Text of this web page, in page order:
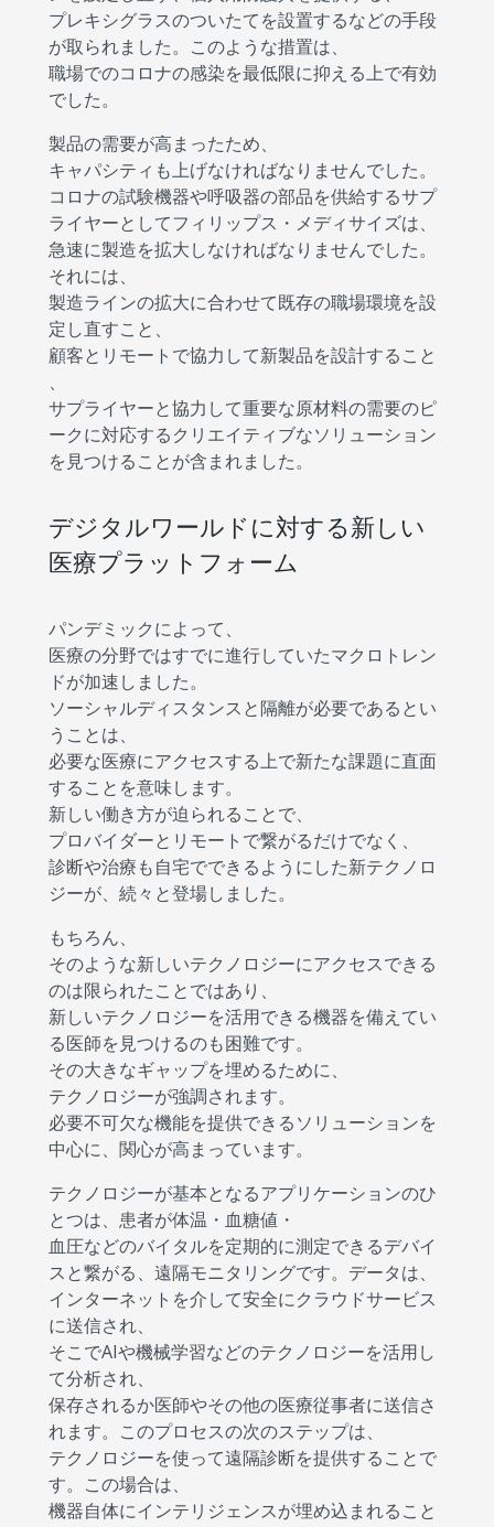
プレキシグラスのついたてを設置するなどの手段
が取られました。このような措置は、
職場でのコロナの感染を最低限に抑える上で有効
でした。
製品の需要が高まったため、
キャパシティも上げなければなりませんでした。
コロナの試験機器や呼吸器の部品を供給するサプ
ライヤーとしてフィリップス・メディサイズは、
急速に製造を拡大しなければなりませんでした。
それには、
製造ラインの拡大に合わせて既存の職場環境を設
定し直すこと、
顧客とリモートで協力して新製品を設計すること
、
サプライヤーと協力して重要な原材料の需要のピ
ークに対応するクリエイティブなソリューション
を見つけることが含まれました。
デジタルワールドに対する新しい
医療プラットフォーム
パンデミックによって、
医療の分野ではすでに進行していたマクロトレン
ドが加速しました。
ソーシャルディスタンスと隔離が必要であるとい
うことは、
必要な医療にアクセスする上で新たな課題に直面
することを意味します。
新しい働き方が迫られることで、
プロバイダーとリモートで繋がるだけでなく、
診断や治療も自宅でできるようにした新テクノロ
ジーが、続々と登場しました。
もちろん、
そのような新しいテクノロジーにアクセスできる
のは限られたことではあり、
新しいテクノロジーを活用できる機器を備えてい
る医師を見つけるのも困難です。
その大きなギャップを埋めるために、
テクノロジーが強調されます。
必要不可欠な機能を提供できるソリューションを
中心に、関心が高まっています。
テクノロジーが基本となるアプリケーションのひ
とつは、患者が体温・血糖値・
血圧などのバイタルを定期的に測定できるデバイ
スと繋がる、遠隔モニタリングです。データは、
インターネットを介して安全にクラウドサービス
に送信され、
そこでAIや機械学習などのテクノロジーを活用し
て分析され、
保存されるか医師やその他の医療従事者に送信さ
れます。このプロセスの次のステップは、
テクノロジーを使って遠隔診断を提供することで
す。この場合は、
機器自体にインテリジェンスが埋め込まれること